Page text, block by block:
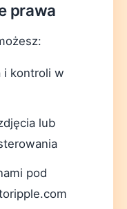
prawa
i kontroli w
lub
pod